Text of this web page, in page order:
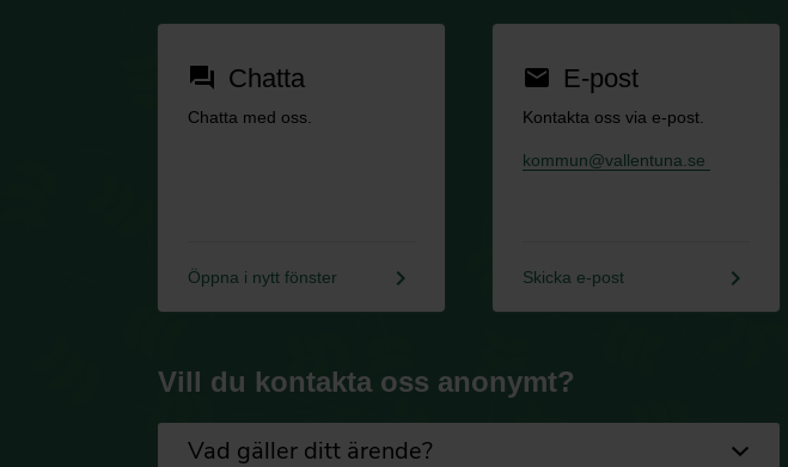
forum Chatta
Chatta med oss.
Öppna i nytt fönster keyboard_arrow_right
email E-post
Kontakta oss via e-post.
kommun@vallentuna.se
Skicka e-post keyboard_arrow_right
Vill du kontakta oss anonymt?